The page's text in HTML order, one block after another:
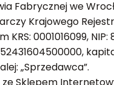
Fabrycznej we
Krajowego
KRS: 0001016099,
52431604500000,
„Sprzedawca”.